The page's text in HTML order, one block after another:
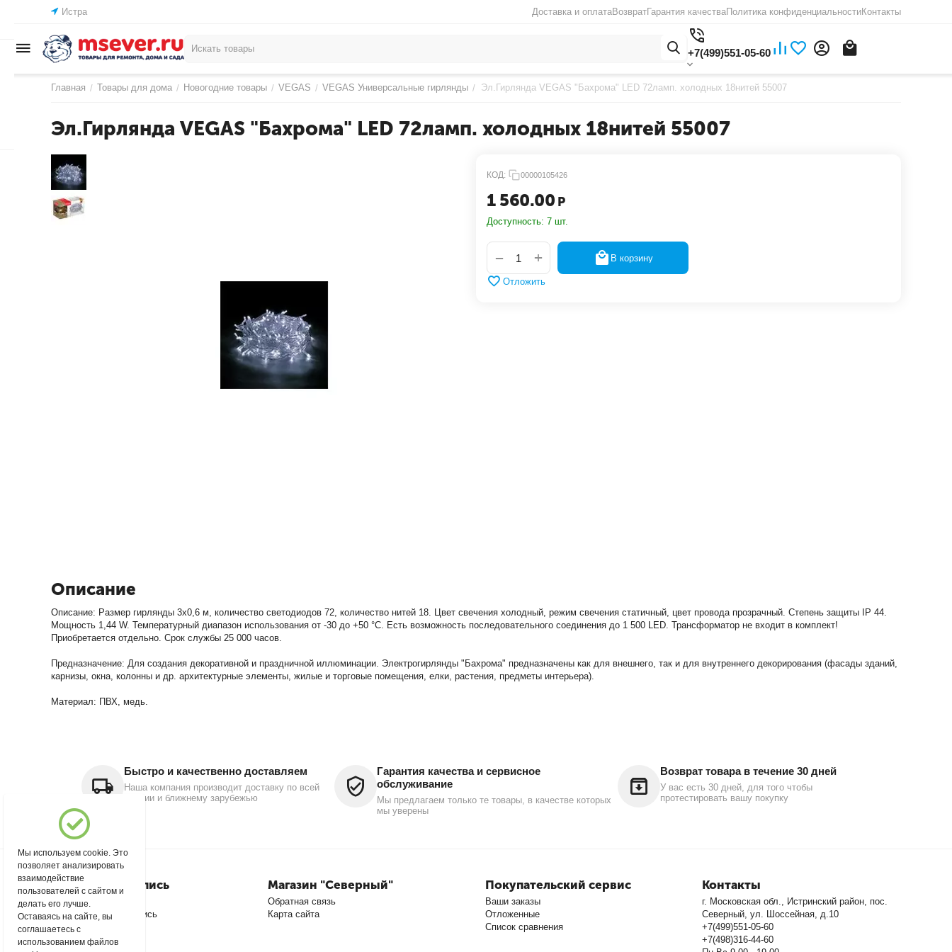
Истра Доставка и оплатаВозвратГарантия качестваПолитика конфиденциальностиКонтакты
+7(499)551-05-60
Главная / Товары для дома / Новогодние товары / VEGAS / VEGAS Универсальные гирлянды / Эл.Гирлянда VEGAS "Бахрома" LED 72ламп. холодных 18нитей 55007
Эл.Гирлянда VEGAS "Бахрома" LED 72ламп. холодных 18нитей 55007
КОД: 00000105426
1 560.00 Р
Доступность: 7 шт.
+
− В корзину
Отложить
Описание
Описание: Размер гирлянды 3х0,6 м, количество светодиодов 72, количество нитей 18. Цвет свечения холодный, режим свечения статичный, цвет провода прозрачный. Степень защиты IP 44.
Мощность 1,44 W. Температурный диапазон использования от -30 до +50 °С. Есть возможность последовательного соединения до 1 500 LED. Трансформатор не входит в комплект!
Приобретается отдельно. Срок службы 25 000 часов.
Предназначение: Для создания декоративной и праздничной иллюминации. Электрогирлянды "Бахрома" предназначены как для внешнего, так и для внутреннего декорирования (фасады зданий,
карнизы, окна, колонны и др. архитектурные элементы, жилые и торговые помещения, елки, растения, предметы интерьера).
Материал: ПВХ, медь.
Быстро и качественно доставляем
Наша компания производит доставку по всей
России и ближнему зарубежью
Гарантия качества и сервисное
обслуживание
Мы предлагаем только те товары, в качестве которых
мы уверены
Возврат товара в течение 30 дней
У вас есть 30 дней, для того чтобы
протестировать вашу покупку
Моя учетная запись
Войти
Создать учетную запись
Магазин "Северный"
Обратная связь
Карта сайта
Покупательский сервис
Ваши заказы
Отложенные
Список сравнения
Контакты
г. Московская обл., Истринский район, пос.
Северный, ул. Шоссейная, д.10
+7(499)551-05-60
+7(498)316-44-60
Мы используем cookie. Это
позволяет анализировать
взаимодействие
пользователей с сайтом и
делать его лучше.
Оставаясь на сайте, вы
соглашаетесь с
использованием файлов